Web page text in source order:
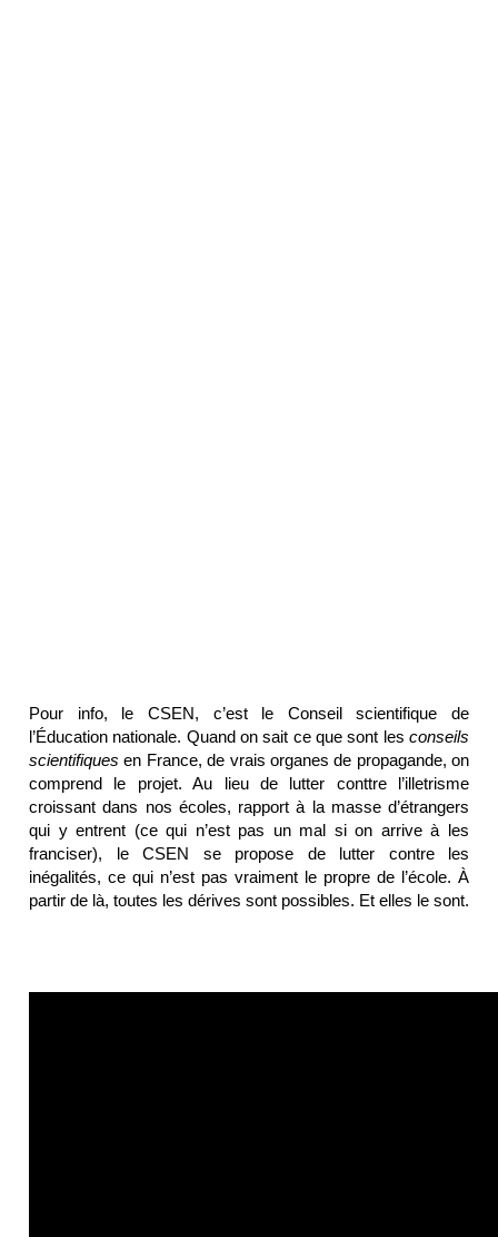
Pour info, le CSEN, c’est le Conseil scientifique de
l’Éducation nationale. Quand on sait ce que sont les conseils
scientifiques en France, de vrais organes de propagande, on
comprend le projet. Au lieu de lutter conttre l’illetrisme
croissant dans nos écoles, rapport à la masse d’étrangers
qui y entrent (ce qui n’est pas un mal si on arrive à les
franciser), le CSEN se propose de lutter contre les
inégalités, ce qui n’est pas vraiment le propre de l’école. À
partir de là, toutes les dérives sont possibles. Et elles le sont.